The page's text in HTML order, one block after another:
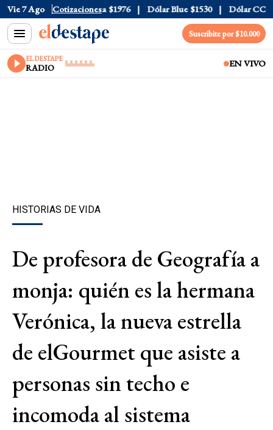
Vie 7 Ago Cotizaciones
$1520 Dólar Tarjeta $1976 Dólar Blue $1530 Dólar CCL
Suscribite por $10.000
EL DESTAPE
RADIO EN VIVO
HISTORIAS DE VIDA
De profesora de Geografía a
monja: quién es la hermana
Verónica, la nueva estrella
de elGourmet que asiste a
personas sin techo e
incomoda al sistema